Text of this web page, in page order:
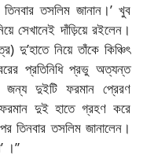
তসলিম জানান।’ খুব
সেখানেই দাঁড়িয়ে রইলেন।
নিয়ে তাঁকে কিঞ্চিৎ
প্রতিনিধি প্রভু অত্যন্ত
জন্য দুইটি ফরমান প্রেরণ
দুই হাতে গ্রহণ করে
তিনবার তসলিম জানালেন।
।”